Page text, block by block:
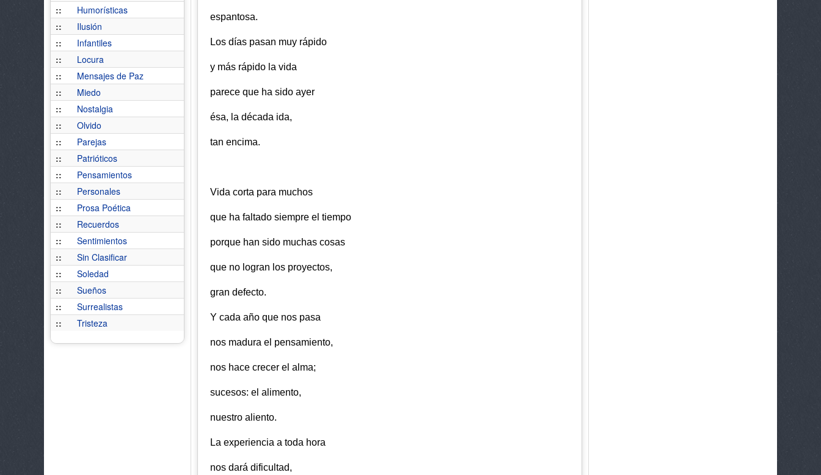
::
Humorísticas
::
Ilusión
::
Infantiles
::
Locura
::
Mensajes de Paz
::
Miedo
::
Nostalgia
::
Olvido
::
Parejas
::
Patrióticos
::
Pensamientos
::
Personales
::
Prosa Poética
::
Recuerdos
::
Sentimientos
::
Sin Clasificar
::
Soledad
::
Sueños
::
Surrealistas
::
Tristeza
espantosa.
Los días pasan muy rápido
y más rápido la vida
parece que ha sido ayer
ésa, la década ida,
tan encima.
Vida corta para muchos
que ha faltado siempre el tiempo
porque han sido muchas cosas
que no logran los proyectos,
gran defecto.
Y cada año que nos pasa
nos madura el pensamiento,
nos hace crecer el alma;
sucesos: el alimento,
nuestro aliento.
La experiencia a toda hora
nos dará dificultad,